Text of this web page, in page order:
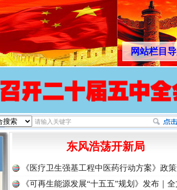
网站栏目
东风浩荡开新局
《医疗卫生强基工程中医药行动方案》政
《可再生能源发展“十五五”规划》发布｜全